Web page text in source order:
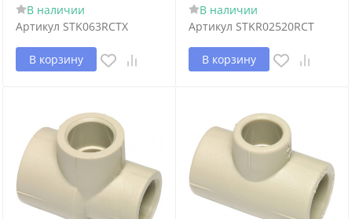
В наличии
Артикул STK063RCTX
В корзину
В наличии
Артикул STKR02520RCT
В корзину